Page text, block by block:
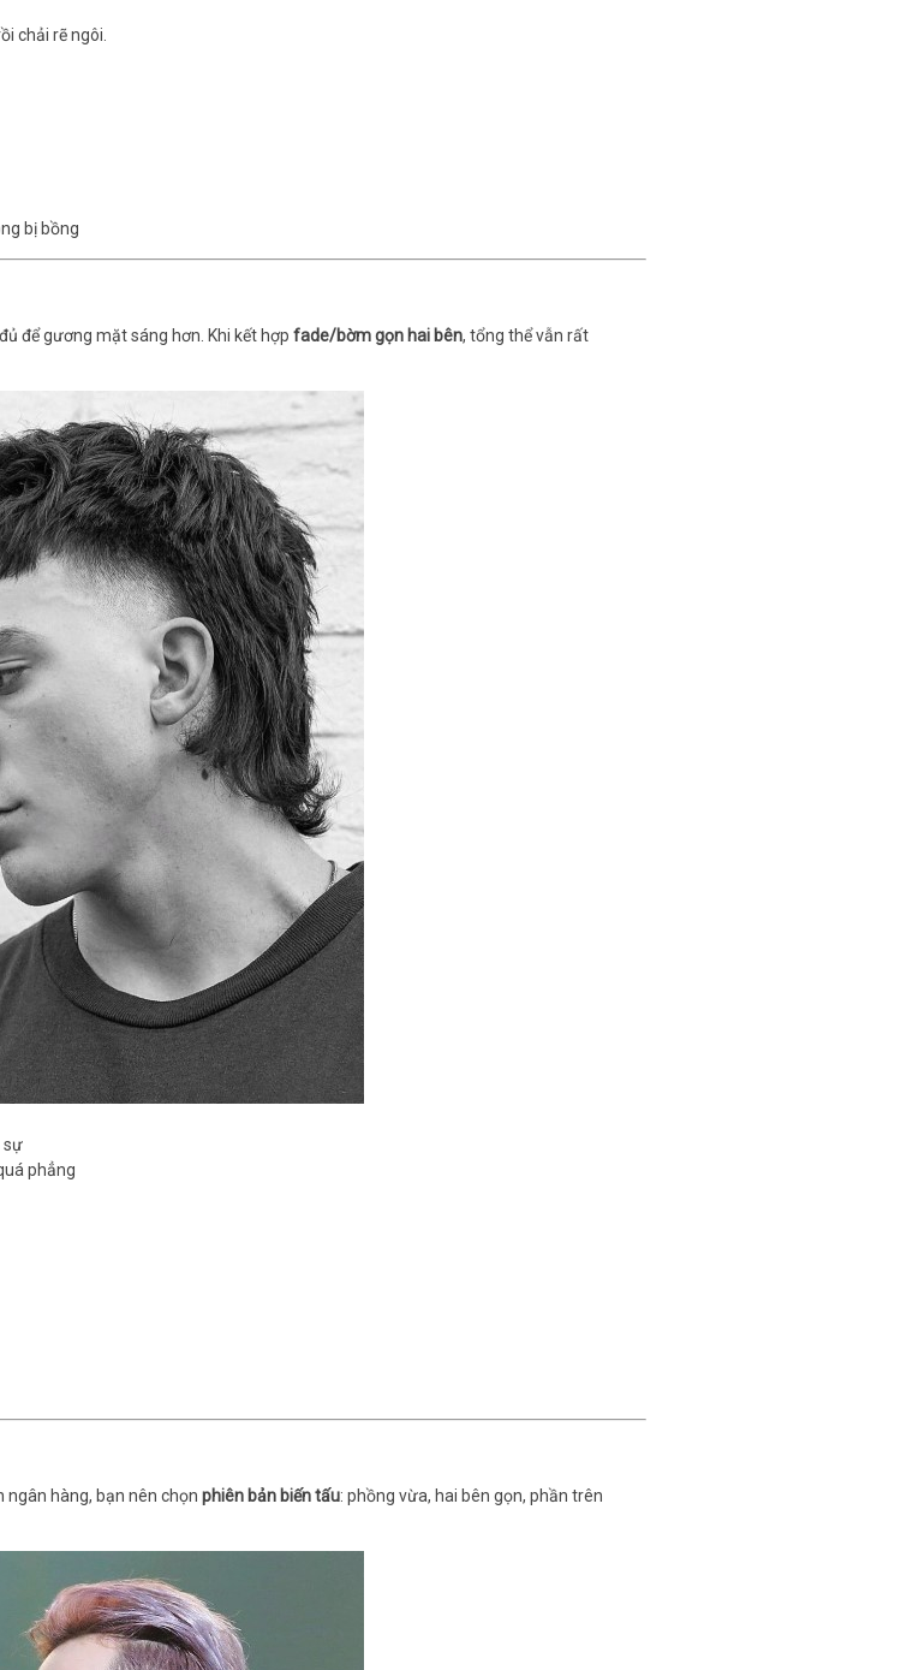
chải rẽ ngôi.
bị bồng
để gương mặt sáng hơn. Khi kết hợp fade/bờm gọn hai bên, tổng thể vẫn rất
sự
phẳng
hàng, bạn nên chọn phiên bản biến tấu: phồng vừa, hai bên gọn, phần trên